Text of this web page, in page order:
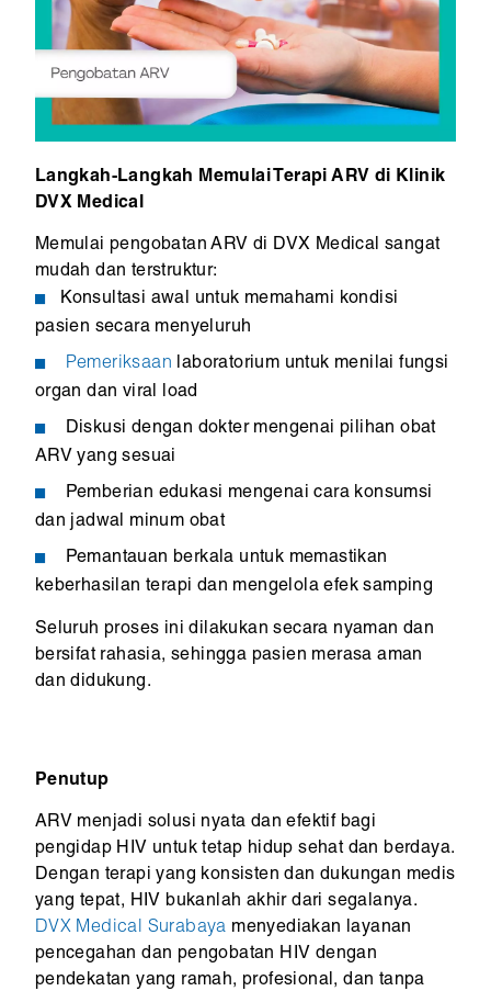
Langkah-Langkah Memulai Terapi ARV di Klinik
DVX Medical
Memulai pengobatan ARV di DVX Medical sangat
mudah dan terstruktur:
Konsultasi awal untuk memahami kondisi
pasien secara menyeluruh
Pemeriksaan laboratorium untuk menilai fungsi
organ dan viral load
Diskusi dengan dokter mengenai pilihan obat
ARV yang sesuai
Pemberian edukasi mengenai cara konsumsi
dan jadwal minum obat
Pemantauan berkala untuk memastikan
keberhasilan terapi dan mengelola efek samping
Seluruh proses ini dilakukan secara nyaman dan
bersifat rahasia, sehingga pasien merasa aman
dan didukung.
Penutup
ARV menjadi solusi nyata dan efektif bagi
pengidap HIV untuk tetap hidup sehat dan berdaya.
Dengan terapi yang konsisten dan dukungan medis
yang tepat, HIV bukanlah akhir dari segalanya.
DVX Medical Surabaya menyediakan layanan
pencegahan dan pengobatan HIV dengan
pendekatan yang ramah, profesional, dan tanpa